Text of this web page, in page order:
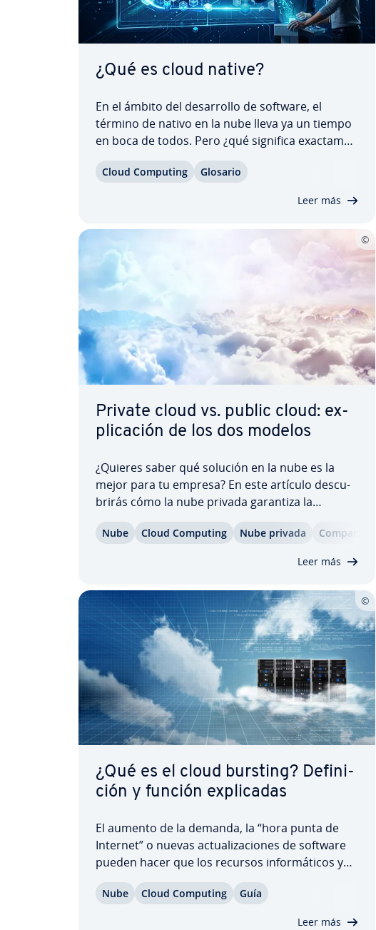
¿Qué es cloud native?
En el ámbito del de­sa­rro­llo de software, el
término de nativo en la nube lleva ya un tiempo
en boca de todos. Pero ¿qué significa exac­ta­me­
éxito? El objetivo de este modelo ágil es que las
Cloud Computing Glosario
Leer más
Private cloud vs. public cloud: ex­
pli­ca­ción de los dos modelos
¿Quieres saber qué solución en la nube es la
mejor para tu empresa? En este artículo de­s­cu­
bri­rás cómo la nube privada garantiza la
nube pública abre nuevas po­si­bi­li­da­des con su
Nube Cloud Computing Nube privada Co­m­pa­ra­ti­va
Leer más
¿Qué es el cloud bursting? De­fi­ni­
ción y función ex­pli­ca­das
El aumento de la demanda, la “hora punta de
Internet” o nuevas ac­tua­li­za­cio­nes de software
pueden hacer que los recursos in­fo­r­má­ti­cos y
tes. Esto afecta al re­n­di­mie­n­to y pude provocar
fallos. Pero, contar con una in­frae­s­tru­c­tu­ra de…
Nube Cloud Computing Guía
Leer más